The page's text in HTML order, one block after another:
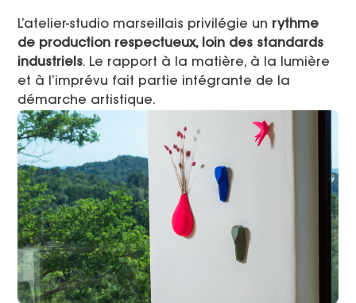
L’atelier-studio marseillais privilégie un rythme
de production respectueux, loin des standards
industriels. Le rapport à la matière, à la lumière
et à l’imprévu fait partie intégrante de la
démarche artistique.